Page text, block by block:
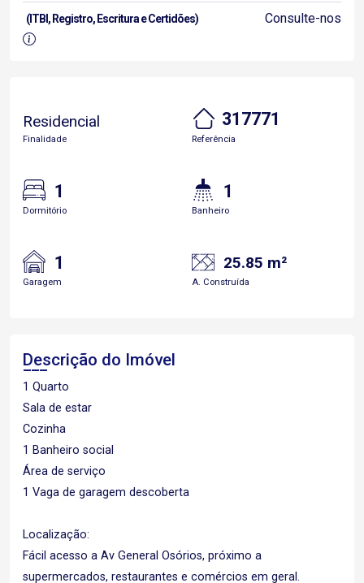
(ITBI, Registro, Escritura e Certidões) Consulte-nos
Residencial
Finalidade
317771
Referência
1
Dormitório
1
Banheiro
1
Garagem
25.85 m²
A. Construída
Descrição do Imóvel
1 Quarto
Sala de estar
Cozinha
1 Banheiro social
Área de serviço
1 Vaga de garagem descoberta
Localização:
Fácil acesso a Av General Osórios, próximo a
supermercados, restaurantes e comércios em geral.